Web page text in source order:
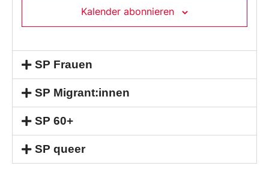
Kalender abonnieren
SP Frauen
SP Migrant:innen
SP 60+
SP queer